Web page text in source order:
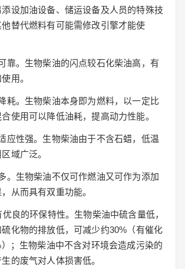
设加油设备、储运设备及人员的特殊技
替代燃料有可能需修改引擎才能使
。生物柴油的闪点较石化柴油高，有
用。
。生物柴油本身即为燃料，以一定比
使用可以降低油耗，提高动力性能。
性强。生物柴油由于不含石蜡，低温
域广泛。
生物柴油不仅可作燃油又可作为添加
从而具有双重功能。
的环保特性。生物柴油中硫含量低，
化物的排放低，可减少约30%（有催化
；生物柴油中不含对环境会造成污染的
的废气对人体损害低。